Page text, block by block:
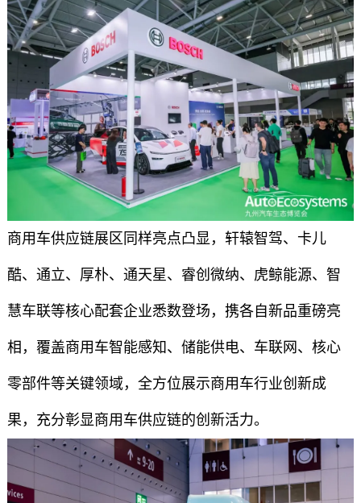
商用车供应链展区同样亮点凸显，轩辕智驾、卡儿
酷、通立、厚朴、通天星、睿创微纳、虎鲸能源、智
慧车联等核心配套企业悉数登场，携各自新品重磅亮
相，覆盖商用车智能感知、储能供电、车联网、核心
零部件等关键领域，全方位展示商用车行业创新成
果，充分彰显商用车供应链的创新活力。